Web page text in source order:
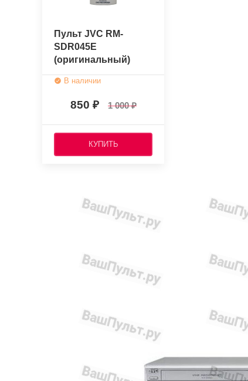
Пульт JVC RM-
SDR045E
(оригинальный)
В наличии
850 1 000
КУПИТЬ